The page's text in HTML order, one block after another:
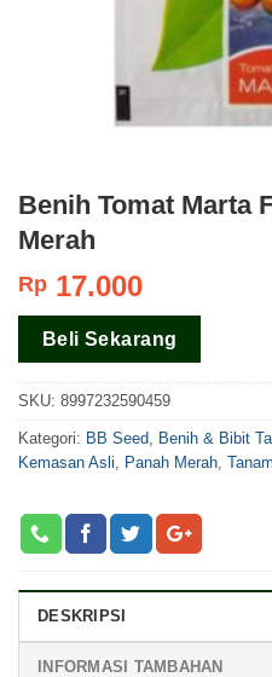
Benih Tomat Marta
Merah
Rp 17.000
Beli Sekarang
SKU: 8997232590459
Kategori: BB Seed Benih & Bibit
Kemasan Asli
Panah Merah
DESKRIPSI
INFORMASI TAMBAHAN